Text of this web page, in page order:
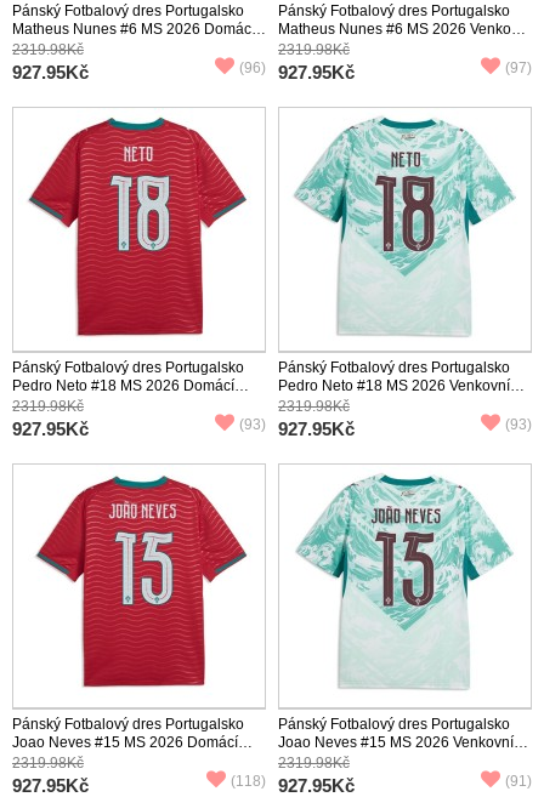
Pánský Fotbalový dres Portugalsko
Matheus Nunes #6 MS 2026 Domácí
Krátký Rukáv
2319.98Kč
927.95Kč (96)
Pánský Fotbalový dres Portugalsko
Matheus Nunes #6 MS 2026 Venkovní
Krátký Rukáv
2319.98Kč
927.95Kč (97)
Pánský Fotbalový dres Portugalsko
Pedro Neto #18 MS 2026 Domácí
Krátký Rukáv
2319.98Kč
927.95Kč (93)
Pánský Fotbalový dres Portugalsko
Pedro Neto #18 MS 2026 Venkovní
Krátký Rukáv
2319.98Kč
927.95Kč (93)
Pánský Fotbalový dres Portugalsko
Joao Neves #15 MS 2026 Domácí
Krátký Rukáv
2319.98Kč
927.95Kč (118)
Pánský Fotbalový dres Portugalsko
Joao Neves #15 MS 2026 Venkovní
Krátký Rukáv
2319.98Kč
927.95Kč (91)